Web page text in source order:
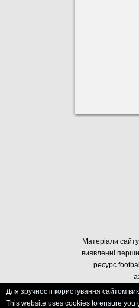
Матеріали
виявленні
ресурс
Для зручності користування сайтом
This website uses cookies to ensure